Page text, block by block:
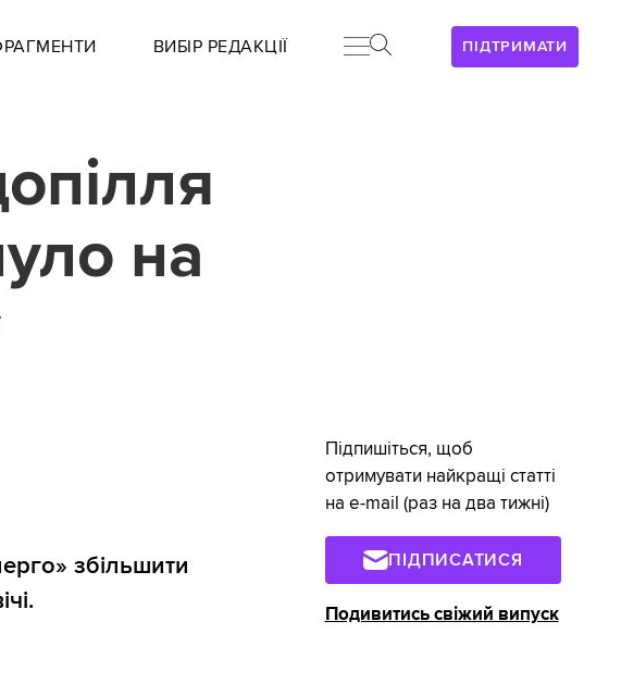
ПІДТРИМАТИ
ВИБІР РЕДАКЦІЇ
на
збільшити
Підпишіться, щоб
отримувати найкращі статті
на e-mail (раз на два тижні)
ПІДПИСАТИСЯ
Подивитись свіжий випуск